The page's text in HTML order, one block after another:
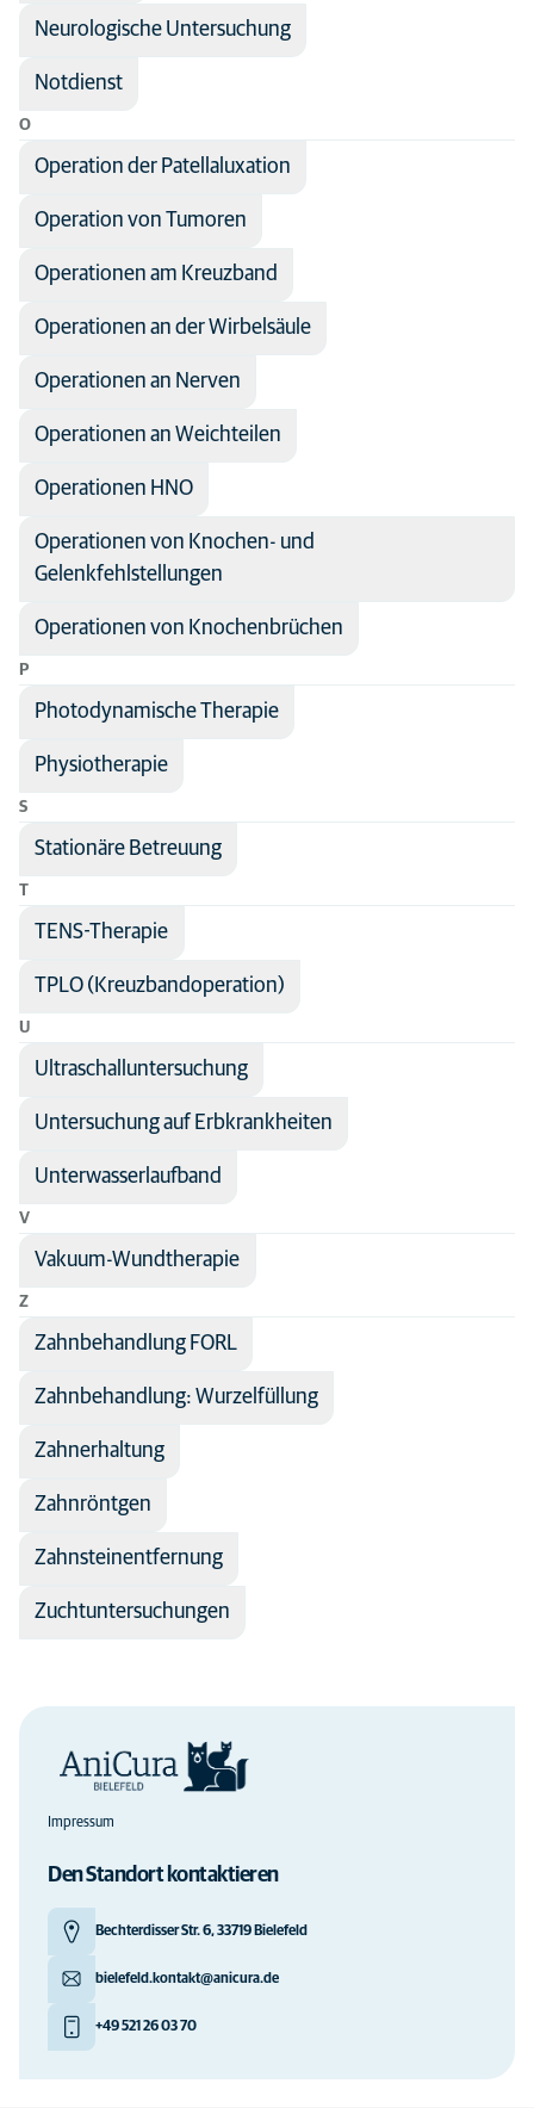
Neurologische Untersuchung
Notdienst
O
Operation der Patellaluxation
Operation von Tumoren
Operationen am Kreuzband
Operationen an der Wirbelsäule
Operationen an Nerven
Operationen an Weichteilen
Operationen HNO
Operationen von Knochen- und
Gelenkfehlstellungen
Operationen von Knochenbrüchen
P
Photodynamische Therapie
Physiotherapie
S
Stationäre Betreuung
T
TENS-Therapie
TPLO (Kreuzbandoperation)
U
Ultraschalluntersuchung
Untersuchung auf Erbkrankheiten
Unterwasserlaufband
V
Vakuum-Wundtherapie
Z
Zahnbehandlung FORL
Zahnbehandlung: Wurzelfüllung
Zahnerhaltung
Zahnröntgen
Zahnsteinentfernung
Zuchtuntersuchungen
Impressum
Den Standort kontaktieren
Bechterdisser Str. 6, 33719 Bielefeld
bielefeld.kontakt@anicura.de
+49 521 26 03 70